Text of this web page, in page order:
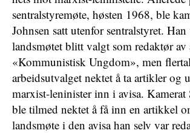
sentralstyremøte, høsten 1968, ble
Johnsen satt utenfor sentralstyret. Han
landsmøtet blitt valgt som redaktør av
«Kommunistisk Ungdom», men
arbeidsutvalget nektet å ta artikler og
marxist-leninister inn i avisa. Kamerat
ble tilmed nektet å få inn en artikkel
landsmøte i den avisa han selv var